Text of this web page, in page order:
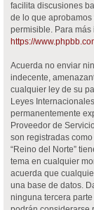
facilita discusiones
de lo que
permisible. Para
https://
Acuerda no enviar
indecente,
cualquier ley de su
Leyes
permanentemente
Proveedor de
son registradas
“Reino del Norte”
tema en cualquier
acuerda que
una base de datos.
ninguna tercera